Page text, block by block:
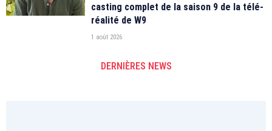
casting complet de la saison 9 de la télé-
réalité de W9
1 août 2026
DERNIÈRES NEWS